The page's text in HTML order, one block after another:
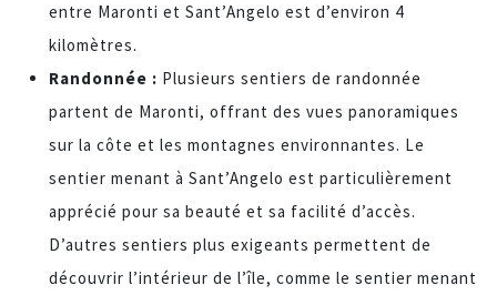
entre Maronti et Sant’Angelo est d’environ 4
kilomètres.
Randonnée : Plusieurs sentiers de randonnée
partent de Maronti, offrant des vues panoramiques
sur la côte et les montagnes environnantes. Le
sentier menant à Sant’Angelo est particulièrement
apprécié pour sa beauté et sa facilité d’accès.
D’autres sentiers plus exigeants permettent de
découvrir l’intérieur de l’île, comme le sentier menant